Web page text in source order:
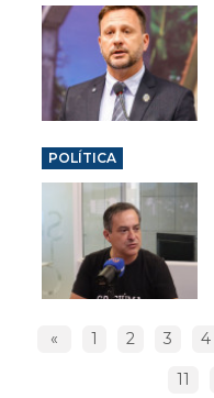
POLÍTICA
« 1 2 3 4
11